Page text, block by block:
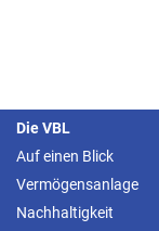
Die VBL
Auf einen Blick
Vermögensanlage
Nachhaltigkeit